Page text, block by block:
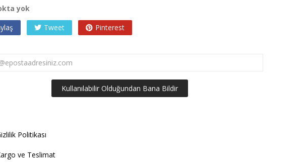
yok
Tweet Pinterest
Kullanılabilir Olduğundan Bana Bildir
Politikası
ve Teslimat